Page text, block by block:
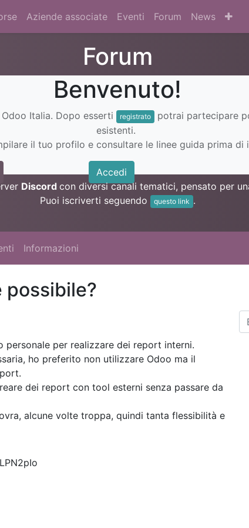
Aziende associate Eventi Forum News
Forum
Benvenuto!
Italia. Dopo esserti registrato
potrai partecipare
esistenti.
il tuo profilo e consultare le linee guida prima di
Accedi
Discord con diversi canali tematici, pensato per
Puoi iscriverti seguendo
questo link .
Informazioni
possibile?
per realizzare dei report interni.
ho preferito non utilizzare Odoo ma il
dei report con tool esterni senza passare da
alcune volte troppa, quindi tanta flessibilità e